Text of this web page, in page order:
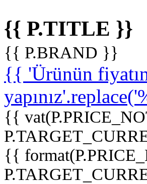
{{ P.TITLE }}
{{ P.BRAND }}
{{ 'Ürünün
{{
{{